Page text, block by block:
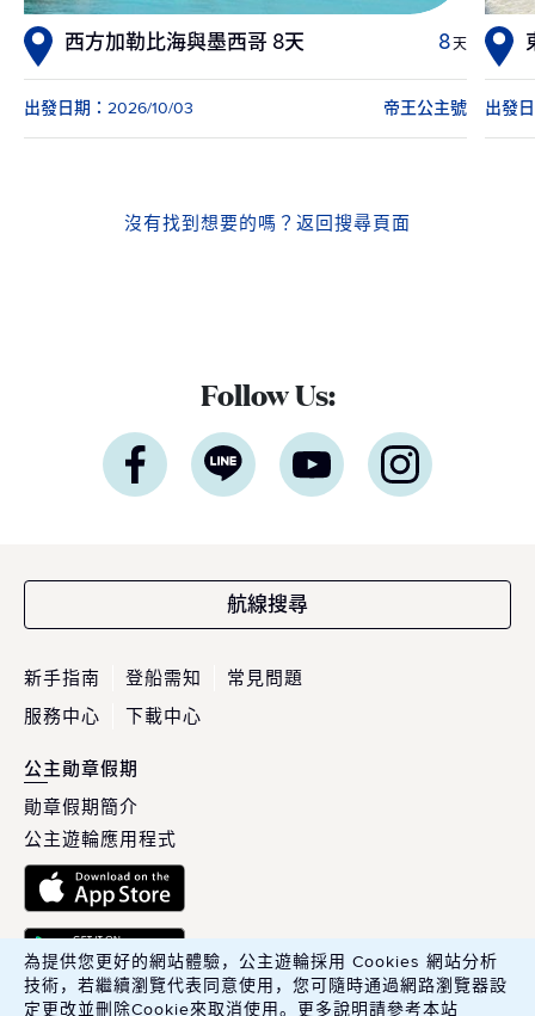
西方加勒比海與墨西哥 8天 8天
出發日期：2026/10/03 帝王公主號 出發
沒有找到想要的嗎？ 返回搜尋頁面
Follow Us:
航線搜尋
新手指南 登船需知
常見問題
服務中心
下載中心
公主勛章假期
勛章假期簡介
公主遊輪應用程式
為提供您更好的網站體驗，公主遊輪採用 Cookies 網站分析
技術，若繼續瀏覽代表同意使用，您可隨時通過網路瀏覽器設
定更改並刪除Cookie來取消使用。更多說明請參考本站